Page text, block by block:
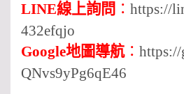
LINE線上詢問 ： https://
432efqjo
Google地圖導航：
QNvs9yPg6qE46